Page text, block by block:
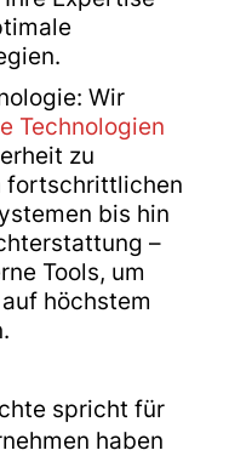
Wir
Technologien
zu
fortschrittlichen
bis hin
–
Tools, um
höchstem
spricht für
haben